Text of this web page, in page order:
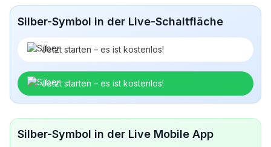
Silber-Symbol in der Live-Schaltfläche
Jetzt starten – es ist kostenlos!
Jetzt starten – es ist kostenlos!
Silber-Symbol in der Live Mobile App